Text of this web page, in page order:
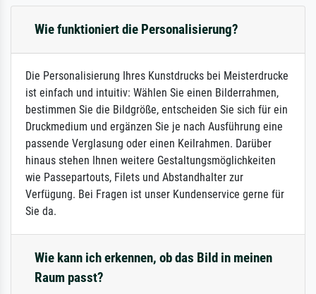
Wie funktioniert die Personalisierung?
Die Personalisierung Ihres Kunstdrucks bei Meisterdrucke
ist einfach und intuitiv: Wählen Sie einen Bilderrahmen,
bestimmen Sie die Bildgröße, entscheiden Sie sich für ein
Druckmedium und ergänzen Sie je nach Ausführung eine
passende Verglasung oder einen Keilrahmen. Darüber
hinaus stehen Ihnen weitere Gestaltungsmöglichkeiten
wie Passepartouts, Filets und Abstandhalter zur
Verfügung. Bei Fragen ist unser Kundenservice gerne für
Sie da.
Wie kann ich erkennen, ob das Bild in meinen
Raum passt?